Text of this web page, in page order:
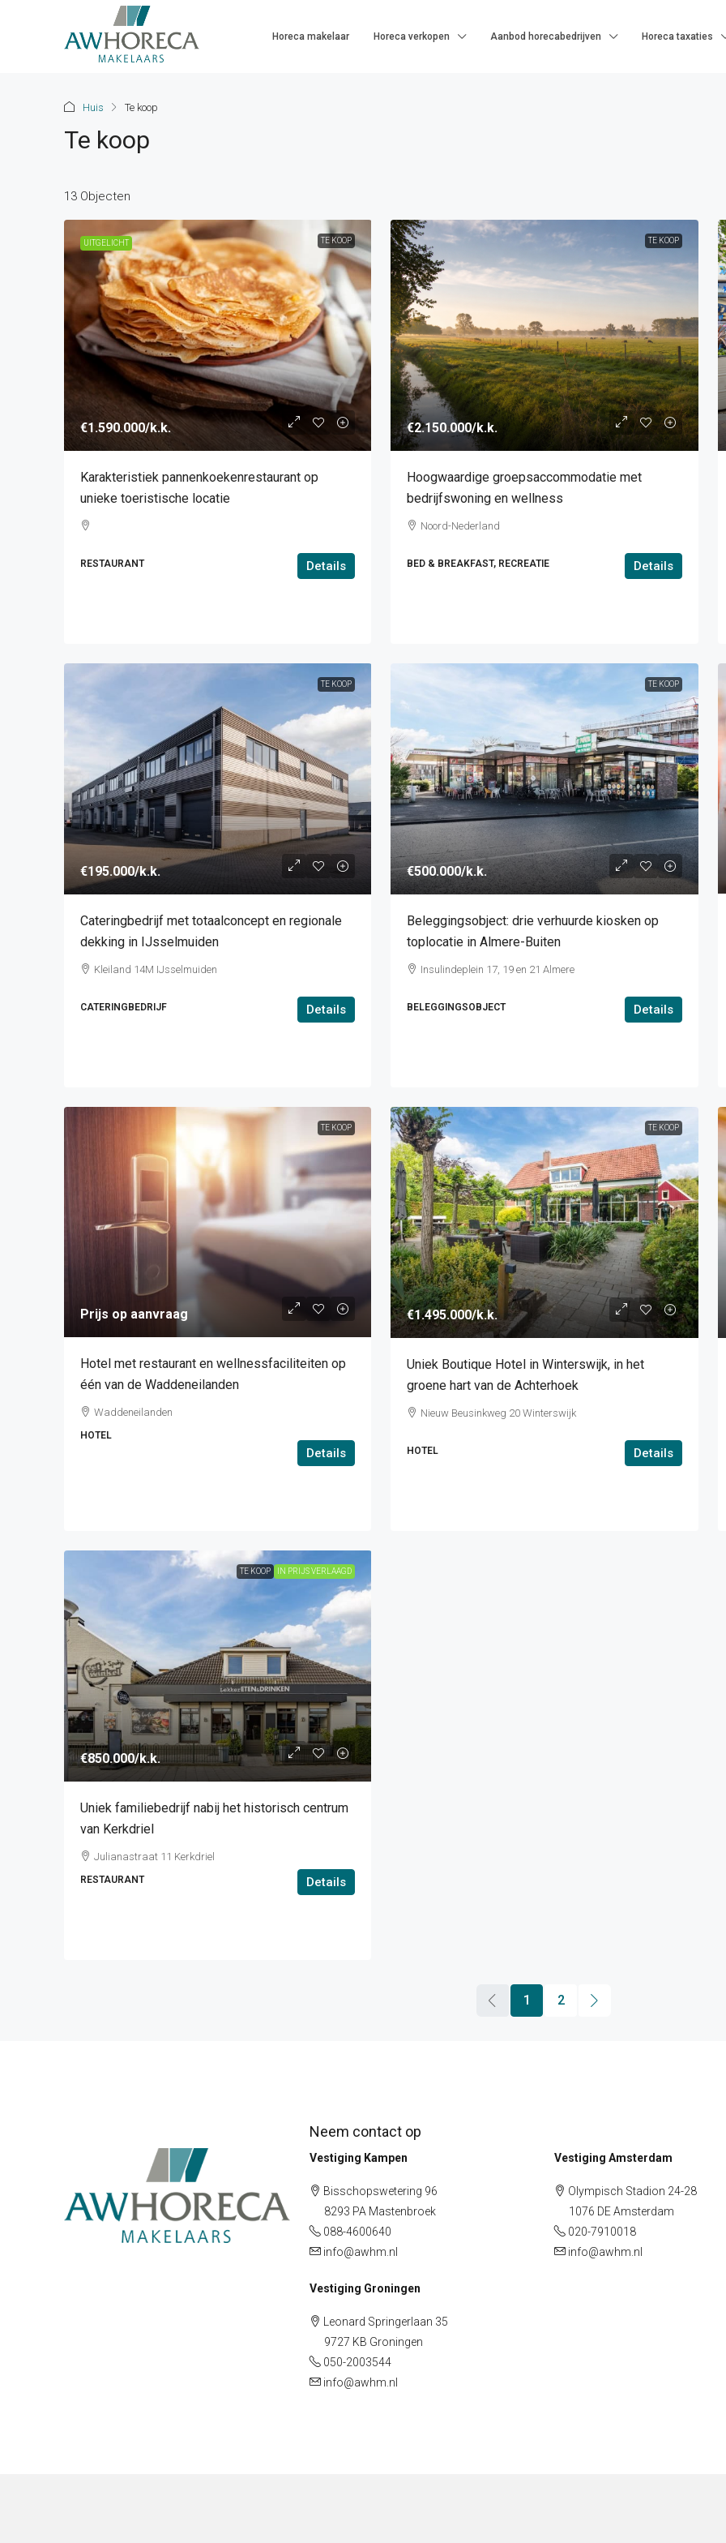
Horeca makelaar Horeca verkopen Aanbod horecabedrijven Horeca taxaties
Huis Te koop
Te koop
13 Objecten
UITGELICHT TE KOOP
€1.590.000/k.k.
Karakteristiek pannenkoekenrestaurant op
unieke toeristische locatie
RESTAURANT Details
TE KOOP
€2.150.000/k.k.
Hoogwaardige groepsaccommodatie met
bedrijfswoning en wellness
Noord-Nederland
BED & BREAKFAST, RECREATIE Details
TE KOOP
€195.000/k.k.
Cateringbedrijf met totaalconcept en regionale
dekking in IJsselmuiden
Kleiland 14M IJsselmuiden
CATERINGBEDRIJF Details
TE KOOP
€500.000/k.k.
Beleggingsobject: drie verhuurde kiosken op
toplocatie in Almere-Buiten
Insulindeplein 17, 19 en 21 Almere
BELEGGINGSOBJECT Details
TE KOOP
Prijs op aanvraag
Hotel met restaurant en wellnessfaciliteiten op
één van de Waddeneilanden
Waddeneilanden
HOTEL
Details
TE KOOP
€1.495.000/k.k.
Uniek Boutique Hotel in Winterswijk, in het
groene hart van de Achterhoek
Nieuw Beusinkweg 20 Winterswijk
HOTEL Details
TE KOOP IN PRIJS VERLAAGD
€850.000/k.k.
Uniek familiebedrijf nabij het historisch centrum
van Kerkdriel
Julianastraat 11 Kerkdriel
RESTAURANT Details
1 2
Neem contact op
Vestiging Kampen
Bisschopswetering 96
8293 PA Mastenbroek
088-4600640
info@awhm.nl
Vestiging Groningen
Leonard Springerlaan 35
9727 KB Groningen
050-2003544
info@awhm.nl
Vestiging Amsterdam
Olympisch Stadion 24-28
1076 DE Amsterdam
020-7910018
info@awhm.nl